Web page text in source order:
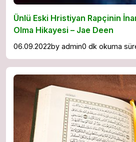
Ünlü Eski Hristiyan Rapçinin
Olma Hikayesi – Jae Deen
06.09.2022by admin0 dk okuma